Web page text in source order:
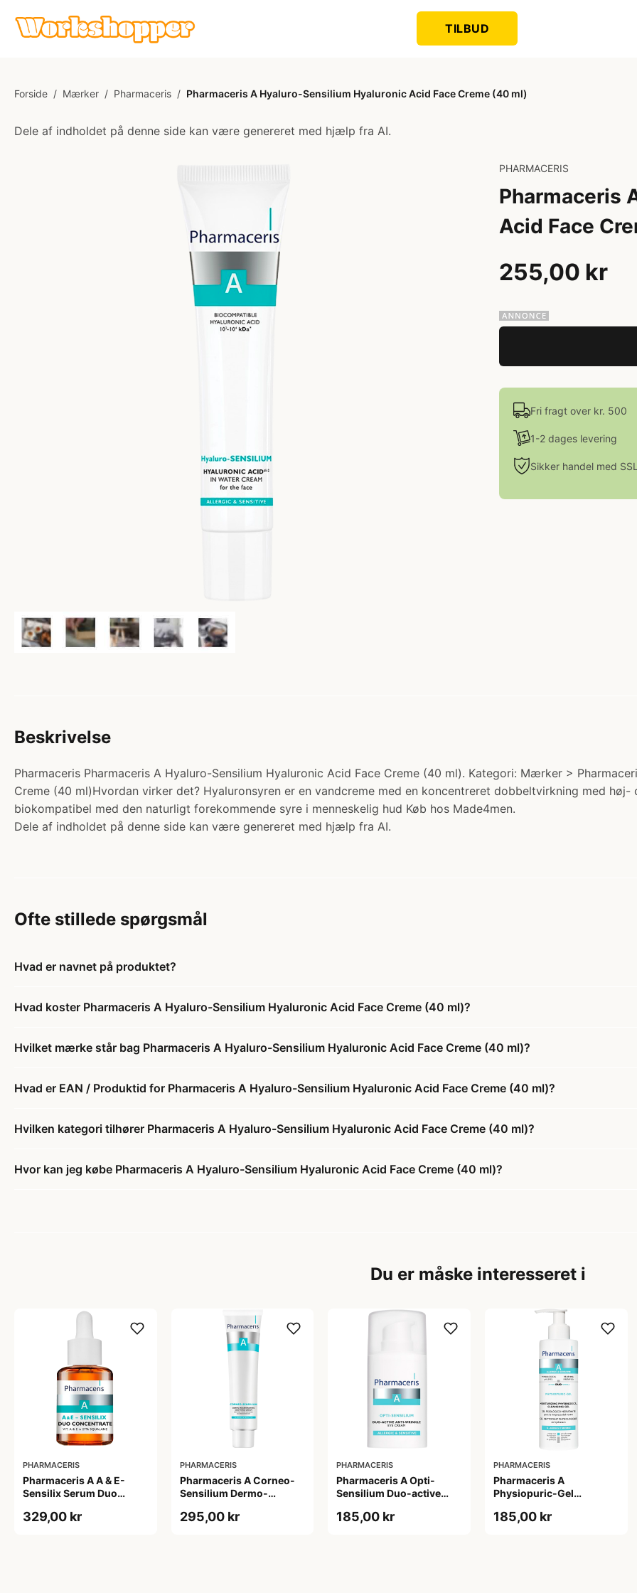
TILBUD
Forside / Mærker / Pharmaceris / Pharmaceris A Hyaluro-Sensilium Hyaluronic Acid Face Creme (40 ml)
Dele af indholdet på denne side kan være genereret med hjælp fra AI.
PHARMACERIS
Pharmaceris
Acid Face
255,00 kr
Fri fragt over kr. 500
1-2 dages levering
Sikker handel med SSL
Beskrivelse
Pharmaceris Pharmaceris A Hyaluro-Sensilium Hyaluronic Acid Face Creme (40 ml). Kategori: Mærker >
Creme (40 ml)Hvordan virker det? Hyaluronsyren er en vandcreme med en koncentreret dobbeltvirkning med
biokompatibel med den naturligt forekommende syre i menneskelig hud Køb hos Made4men.
Dele af indholdet på denne side kan være genereret med hjælp fra AI.
Ofte stillede spørgsmål
Hvad er navnet på produktet?
Hvad koster Pharmaceris A Hyaluro-Sensilium Hyaluronic Acid Face Creme (40 ml)?
Hvilket mærke står bag Pharmaceris A Hyaluro-Sensilium Hyaluronic Acid Face Creme (40 ml)?
Hvad er EAN / Produktid for Pharmaceris A Hyaluro-Sensilium Hyaluronic Acid Face Creme (40 ml)?
Hvilken kategori tilhører Pharmaceris A Hyaluro-Sensilium Hyaluronic Acid Face Creme (40 ml)?
Hvor kan jeg købe Pharmaceris A Hyaluro-Sensilium Hyaluronic Acid Face Creme (40 ml)?
Du er måske interesseret i
PHARMACERIS
Pharmaceris A A & E-
Sensilix Serum Duo
329,00 kr
PHARMACERIS
Pharmaceris A Corneo-
Sensilium Dermo-
Cream (75 ml)
295,00 kr
PHARMACERIS
Pharmaceris A Opti-
Sensilium Duo-active
(15 ml)
185,00 kr
PHARMACERIS
Pharmaceris A
Physiopuric-Gel
Physiological Cleansing
185,00 kr